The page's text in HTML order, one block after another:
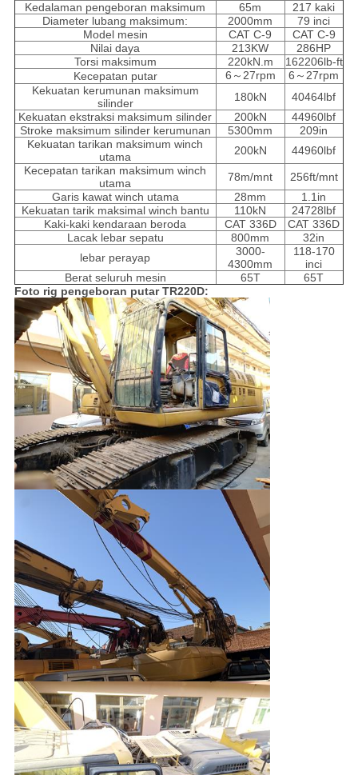
Kedalaman pengeboran maksimum
65m
217 kaki
Diameter lubang maksimum:
2000mm
79 inci
Model mesin
CAT C-9
CAT C-9
Nilai daya
213KW
286HP
Torsi maksimum
220kN.m
162206lb-ft
Kecepatan putar
6～27rpm
6～27rpm
Kekuatan kerumunan maksimum
silinder
180kN
40464lbf
Kekuatan ekstraksi maksimum silinder
200kN
44960lbf
Stroke maksimum silinder kerumunan
5300mm
209in
Kekuatan tarikan maksimum winch
utama
200kN
44960lbf
Kecepatan tarikan maksimum winch
utama
78m/mnt
256ft/mnt
Garis kawat winch utama
28mm
1.1in
Kekuatan tarik maksimal winch bantu
110kN
24728lbf
Kaki-kaki kendaraan beroda
CAT 336D
CAT 336D
Lacak lebar sepatu
800mm
32in
lebar perayap
3000-
4300mm
118-170
inci
Berat seluruh mesin
65T
65T
Foto rig pengeboran putar TR220D: